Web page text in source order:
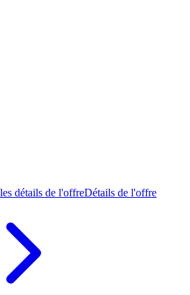
détails de l'offreDétails de l'offre